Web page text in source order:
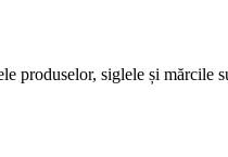
produselor, siglele și mărcile